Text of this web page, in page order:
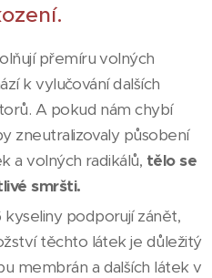
přemíru volných
k vylučování dalších
A pokud nám chybí
zneutralizovaly působení
a volných radikálů, tělo se
smršti.
podporují zánět,
těchto látek je důležitý
membrán a dalších látek v